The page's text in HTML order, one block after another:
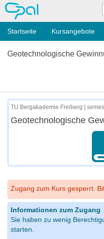
OPAL
Startseite Kursangebote
Geotechnologische
TU Bergakademie Freiberg |
Geotechnologische
Zugang zum Kurs gesperrt.
Informationen zum Zugang
Sie haben zu wenig
starten.